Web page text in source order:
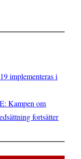
implementeras i
Kampen om
fortsätter